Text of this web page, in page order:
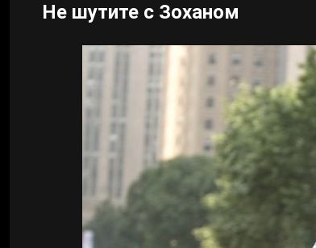
Не шутите с Зоханом